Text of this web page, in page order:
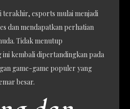
terakhir, esports mulai menjadi
dan mendapatkan perhatian
Tidak menutup
ini kembali dipertandingkan pada
game-game populer yang
besar.